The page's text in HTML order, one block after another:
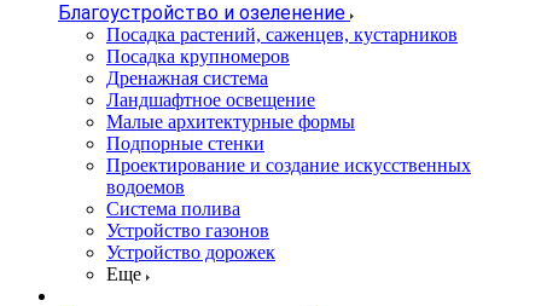
Благоустройство и озеленение
Посадка растений, саженцев, кустарников
Посадка крупномеров
Дренажная система
Ландшафтное освещение
Малые архитектурные формы
Подпорные стенки
Проектирование и создание искусственных
водоемов
Система полива
Устройство газонов
Устройство дорожек
Еще